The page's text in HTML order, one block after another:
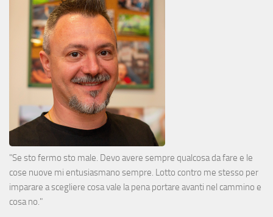
"Se sto fermo sto male. Devo avere sempre qualcosa da fare e le
cose nuove mi entusiasmano sempre. Lotto contro me stesso per
imparare a scegliere cosa vale la pena portare avanti nel cammino e
cosa no."